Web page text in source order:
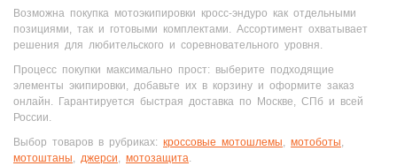
Возможна покупка мотоэкипировки кросс-эндуро как отдельными
позициями, так и готовыми комплектами. Ассортимент охватывает
решения для любительского и соревновательного уровня.
Процесс покупки максимально прост: выберите подходящие
элементы экипировки, добавьте их в корзину и оформите заказ
онлайн. Гарантируется быстрая доставка по Москве, СПб и всей
России.
Выбор товаров в рубриках: кроссовые мотошлемы мотоботы
мотоштаны
джерси мотозащита